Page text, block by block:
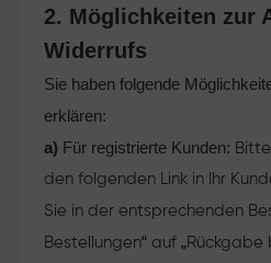
2. Möglichkeiten zur
Widerrufs
Sie haben folgende
erklären:
a) Für registrierte Kunden:
den folgenden Link in Ihr
Sie in der entsprechenden
Bestellungen“ auf „